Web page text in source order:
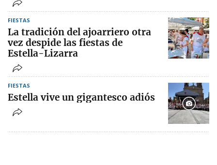
FIESTAS
La tradición del ajoarriero otra
vez despide las fiestas de
Estella-Lizarra
FIESTAS
Estella vive un gigantesco adiós